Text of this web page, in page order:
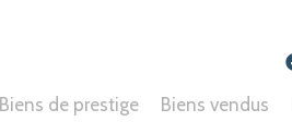
Biens de prestige Biens vendus